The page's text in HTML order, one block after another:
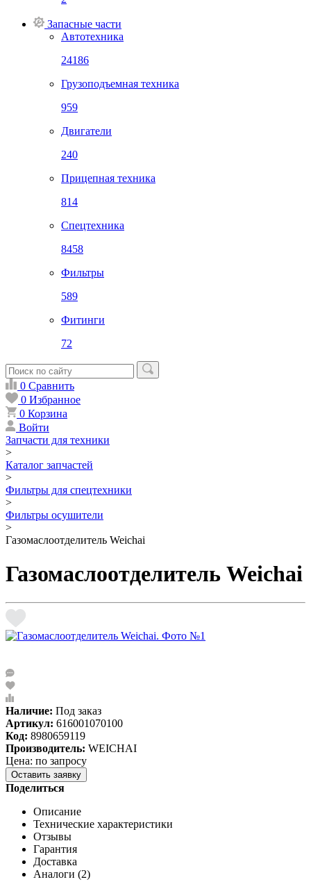
Запасные части
Автотехника
24186
Грузоподъемная техника
959
Двигатели
240
Прицепная техника
814
Спецтехника
8458
Фильтры
589
Фитинги
72
0 Сравнить
0 Избранное
0 Корзина
Войти
Запчасти для техники
>
Каталог запчастей
>
Фильтры для спецтехники
>
Фильтры осушители
>
Газомаслоотделитель Weichai
Газомаслоотделитель Weichai
Наличие: Под заказ
Артикул: 616001070100
Код: 8980659119
Производитель: WEICHAI
Цена: по запросу
Оставить заявку
Поделиться
Описание
Технические характеристики
Отзывы
Гарантия
Доставка
Аналоги (2)